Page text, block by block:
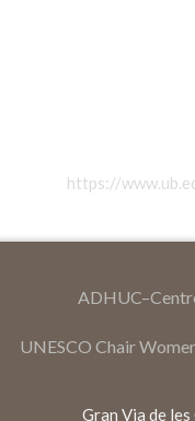
https://
UNESCO Chair
Gran Via de